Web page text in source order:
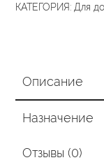
КАТЕГОРИЯ: Для
Описание
Назначение
Отзывы (0)